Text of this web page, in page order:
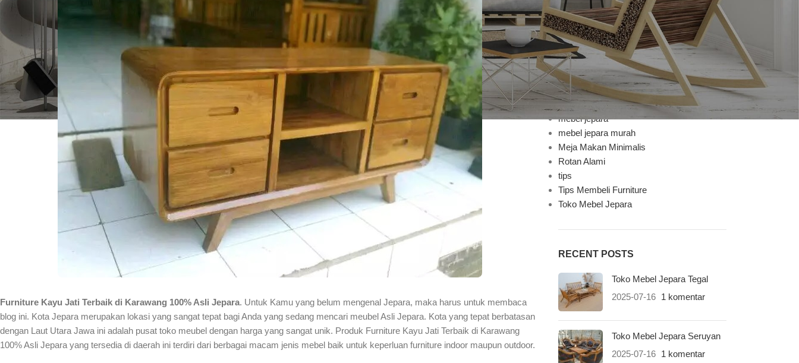
Furniture Kayu Jati Terbaik di Karawang 100% Asli Jepara. Untuk Kamu yang belum mengenal Jepara, maka harus untuk membaca
blog ini. Kota Jepara merupakan lokasi yang sangat tepat bagi Anda yang sedang mencari meubel Asli Jepara. Kota yang tepat berbatasan
dengan Laut Utara Jawa ini adalah pusat toko meubel dengan harga yang sangat unik. Produk Furniture Kayu Jati Terbaik di Karawang
100% Asli Jepara yang tersedia di daerah ini terdiri dari berbagai macam jenis mebel baik untuk keperluan furniture indoor maupun outdoor.
Bufet TV
Decoration
Design trends
Furniture
Furniture Mebel Jepara
Handycraft
Inspiration
Jenis Finishing
mebel jepara
mebel jepara murah
Meja Makan Minimalis
Rotan Alami
tips
Tips Membeli Furniture
Toko Mebel Jepara
RECENT POSTS
Toko Mebel Jepara Tegal
2025-07-16 1 komentar
Toko Mebel Jepara Seruyan
2025-07-16 1 komentar